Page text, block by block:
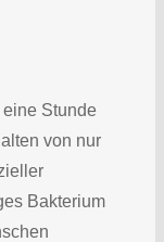
eine Stunde
von nur
Bakterium